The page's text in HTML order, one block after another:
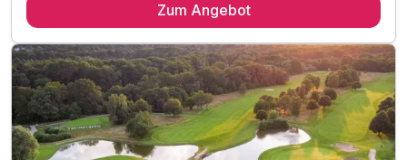
3 x Gute-Laune-Frühstücksbüffet
1 x 4-Gang-Festtagsmenü inkl. Aperitif pro Person
am 24.12.2026 um 20:00 Uhr
inkl. Nutzung unseres alsterSPA
inkl. Smart TV mit Streaming Funktion
inkl. Stadtplan für Entdeckertouren & Sightseeing
Zum Angebot